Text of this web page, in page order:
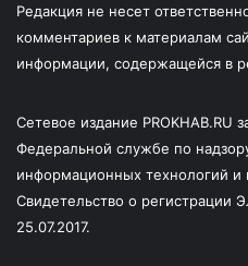
Редакция не несет
комментариев к материалам
информации, содержащейся в
Сетевое издание PROKHAB.RU
Федеральной службе по
информационных технологий
Свидетельство о регистрации
25.07.2017.